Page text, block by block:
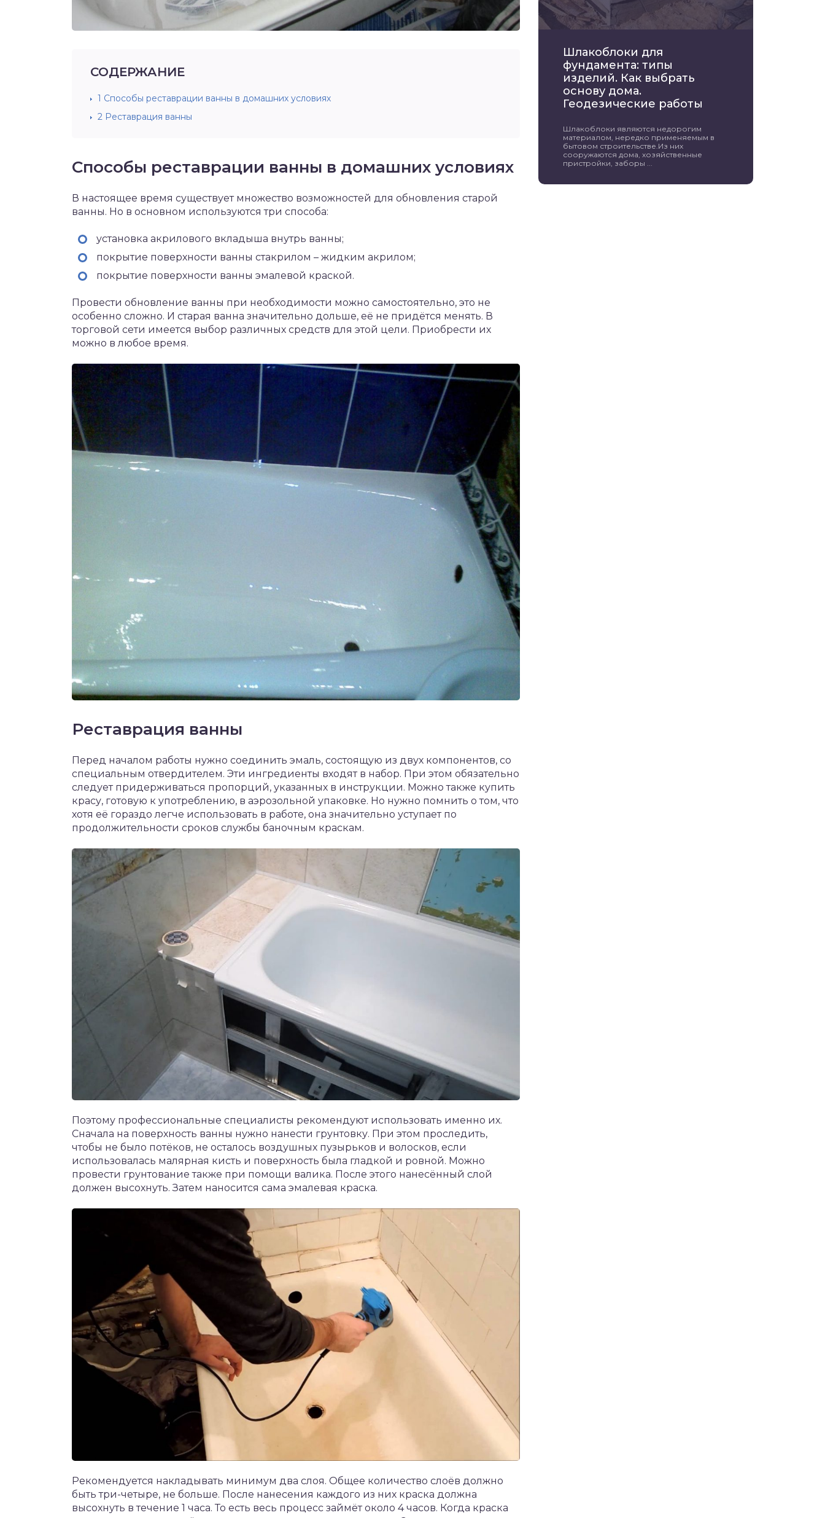
СОДЕРЖАНИЕ
1 Способы реставрации ванны в домашних условиях
2 Реставрация ванны
Способы реставрации ванны в домашних условиях
В настоящее время существует множество возможностей для обновления старой
ванны. Но в основном используются три способа:
установка акрилового вкладыша внутрь ванны;
покрытие поверхности ванны стакрилом – жидким акрилом;
покрытие поверхности ванны эмалевой краской.
Провести обновление ванны при необходимости можно самостоятельно, это не
особенно сложно. И старая ванна значительно дольше, её не придётся менять. В
торговой сети имеется выбор различных средств для этой цели. Приобрести их
можно в любое время.
Реставрация ванны
Перед началом работы нужно соединить эмаль, состоящую из двух компонентов, со
специальным отвердителем. Эти ингредиенты входят в набор. При этом обязательно
следует придерживаться пропорций, указанных в инструкции. Можно также купить
красу, готовую к употреблению, в аэрозольной упаковке. Но нужно помнить о том, что
хотя её гораздо легче использовать в работе, она значительно уступает по
продолжительности сроков службы баночным краскам.
Поэтому профессиональные специалисты рекомендуют использовать именно их.
Сначала на поверхность ванны нужно нанести грунтовку. При этом проследить,
чтобы не было потёков, не осталось воздушных пузырьков и волосков, если
использовалась малярная кисть и поверхность была гладкой и ровной. Можно
провести грунтование также при помощи валика. После этого нанесённый слой
должен высохнуть. Затем наносится сама эмалевая краска.
Рекомендуется накладывать минимум два слоя. Общее количество слоёв должно
быть три-четыре, не больше. После нанесения каждого из них краска должна
высохнуть в течение 1 часа. То есть весь процесс займёт около 4 часов. Когда краска
Шлакоблоки для
фундамента: типы
изделий. Как выбрать
основу дома.
Геодезические работы
Шлакоблоки являются недорогим
материалом, нередко применяемым в
бытовом строительстве.Из них
сооружаются дома, хозяйственные
пристройки, заборы ...